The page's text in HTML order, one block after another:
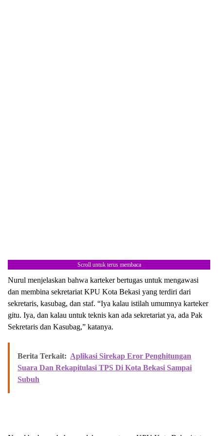
Scroll untuk terus membaca
Nurul menjelaskan bahwa karteker bertugas untuk mengawasi
dan membina sekretariat KPU Kota Bekasi yang terdiri dari
sekretaris, kasubag, dan staf. “Iya kalau istilah umumnya karteker
gitu. Iya, dan kalau untuk teknis kan ada sekretariat ya, ada Pak
Sekretaris dan Kasubag,” katanya.
Berita Terkait: Aplikasi Sirekap Eror Penghitungan
Suara Dan Rekapitulasi TPS Di Kota Bekasi Sampai
Subuh